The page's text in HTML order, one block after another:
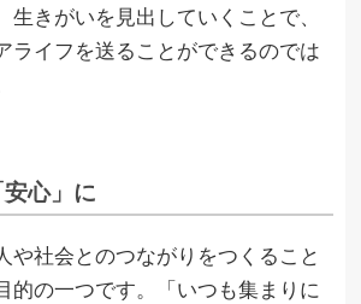
生きがいを見出していくことで、
ライフを送ることができるのでは
心」に
や社会とのつながりをつくること
的の一つです。「いつも集まりに